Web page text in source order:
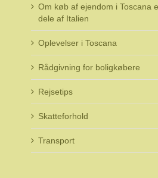
Om køb af ejendom i Toscana
dele af Italien
Oplevelser i Toscana
Rådgivning for boligkøbere
Rejsetips
Skatteforhold
Transport